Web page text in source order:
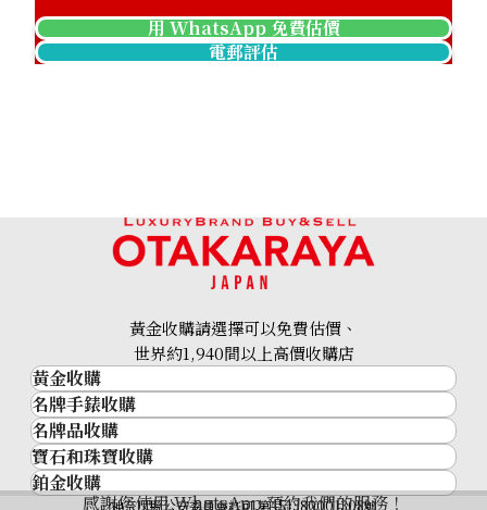
用 WhatsApp 免費估價
電郵評估
感謝您使用 WhatsApp 預約我們的服務！
黃金收購請選擇可以免費估價、
世界約1,940間以上高價收購店
黃金收購
黃金･金條
金條
金幣及銀幣
過去十年黃金價格
名牌手錶收購
名牌手錶收購
勞力士 (Rolex)
Patek Philippe
名牌品收購
名牌品收購
HERMES
寶石和珠寶收購
寶石和珠寶
鉑金收購
神奈川縣公安委員會許可 第451380001308號